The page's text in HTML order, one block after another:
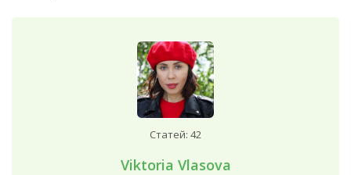
Статей: 42
Viktoria Vlasova